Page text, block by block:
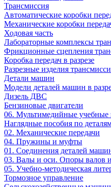
Трансмиссия
Автоматические коробки
Механические коробки
Ходовая часть
Лабораторные комплексы
Фрикционные сцепления
Коробка передач в разрезе
Разрезные изделия
Детали машин
Модели деталей машин в
Дизель ДВС
Бензиновые двигатели
06. Мультимедийные
Наглядные пособия по
02. Механические передачи
04. Пружины и муфты
01. Соединения деталей
03. Валы и оси. Опоры валов
05. Учебно-методическая
Тормозное управление